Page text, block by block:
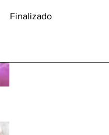
Finalizado